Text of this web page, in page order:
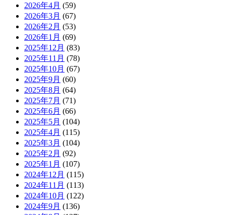
2026年4月 (59)
2026年3月 (67)
2026年2月 (53)
2026年1月 (69)
2025年12月 (83)
2025年11月 (78)
2025年10月 (67)
2025年9月 (60)
2025年8月 (64)
2025年7月 (71)
2025年6月 (66)
2025年5月 (104)
2025年4月 (115)
2025年3月 (104)
2025年2月 (92)
2025年1月 (107)
2024年12月 (115)
2024年11月 (113)
2024年10月 (122)
2024年9月 (136)